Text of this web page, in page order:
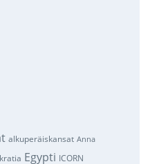
alkuperäiskansat Anna
Egypti ICORN